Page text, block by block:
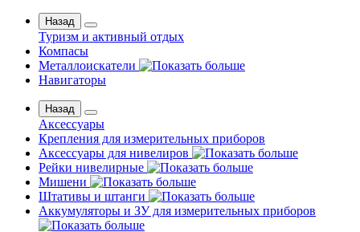
Назад
Туризм и активный отдых
Компасы
Металлоискатели
Навигаторы
Назад
Аксессуары
Крепления для измерительных приборов
Аксессуары для нивелиров
Рейки нивелирные
Мишени
Штативы и штанги
Аккумуляторы и ЗУ для измерительных приборов